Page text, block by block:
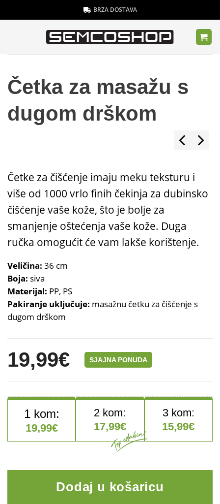
to
BRZA DOSTAVA
Četka za masažu s
dugom drškom
Četke za čišćenje imaju meku teksturu i
više od 1000 vrlo finih čekinja za dubinsko
čišćenje vaše kože, što je bolje za
smanjenje oštećenja vaše kože. Duga
ručka omogućit će vam lakše korištenje.
Veličina: 36 cm
Boja: siva
Materijal: PP, PS
Pakiranje uključuje: masažnu četku za čišćenje s
dugom drškom
19,99€ SJAJNA PONUDA
19,99€ 17,99€ 15,99€
Dodaj u košaricu